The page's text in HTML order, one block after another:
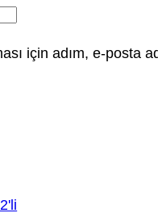
için adım, e-posta